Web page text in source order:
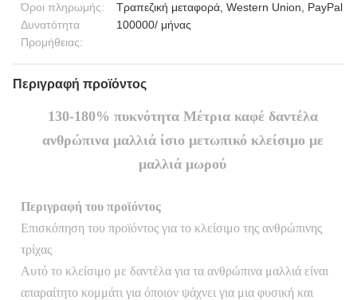
Όροι πληρωμής:
Τραπεζική μεταφορά, Western Union, PayPal
Δυνατότητα
Προμήθειας:
100000/ μήνας
Περιγραφή προϊόντος
130-180% πυκνότητα Μέτρια καφέ δαντέλα
ανθρώπινα μαλλιά ίσιο μετωπικό κλείσιμο με
μαλλιά μωρού
Περιγραφή του προϊόντος
Επισκόπηση του προϊόντος για το κλείσιμο της ανθρώπινης
τρίχας
Αυτό το κλείσιμο με δαντέλα για τα ανθρώπινα μαλλιά είναι
απαραίτητο κομμάτι για όποιον ψάχνει για μια φυσική και